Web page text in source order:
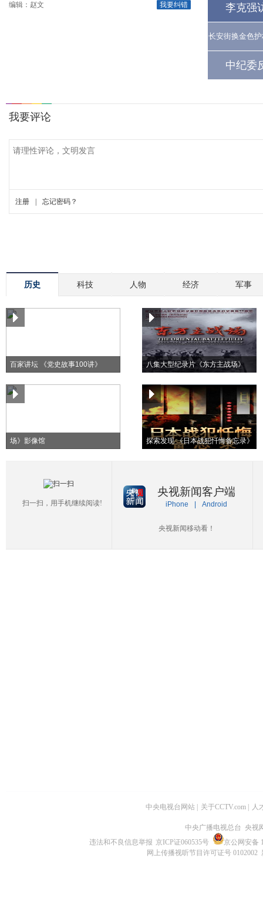
我要纠错
编辑：赵文 李克强
长安街换金色
中纪委
历史 科技 人物 经济 军事
百家讲坛 《党史故事100讲》 八集大型纪录片《东方主战场》
场》影像馆
探索发现 《日本战犯忏悔备忘录》
扫一扫，用手机继续阅读!
央视新闻客户端
iPhone Android
央视新闻移动看！
中央电视台网站 关于CCTV.com 人
中央广播电视总台 央视
违法和不良信息举报 京ICP证060535号
京公网安备
网上传播视听节目许可证号 0102002